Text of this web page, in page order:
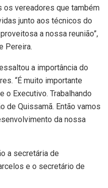
vereadores que também
junto aos técnicos do
a nossa reunião”,
Pereira.
a importância do
“É muito importante
o Executivo. Trabalhando
de Quissamã. Então vamos
da nossa
a secretária de
e o secretário de